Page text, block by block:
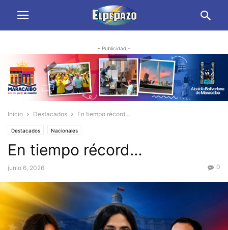
- Publicidad -
Inicio Destacados En tiempo récord…
Destacados Nacionales
En tiempo récord…
junio 6, 2026 0